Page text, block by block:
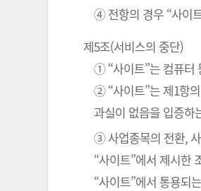
④ 전항의 경우 “사이
제5조(서비스의 중단)
① “사이트”는 컴퓨터
② “사이트”는 제1항
과실이 없음을 입증하
③ 사업종목의 전환,
“사이트”에서 제시한
“사이트”에서 통용되